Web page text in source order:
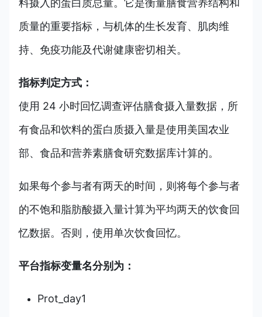
料摄入的蛋白质总量。它是衡量膳食营养结构和
质量的重要指标，与机体的生长发育、肌肉维
持、免疫功能及代谢健康密切相关。
指标判定方式：
使用 24 小时回忆调查评估膳食摄入量数据，所
有食品和饮料的蛋白质摄入量是使用美国农业
部、食品和营养素膳食研究数据库计算的。
如果每个参与者有两天的时间，则将每个参与者
的不饱和脂肪酸摄入量计算为平均两天的饮食回
忆数据。否则，使用单次饮食回忆。
平台指标变量名分别为：
Prot_day1